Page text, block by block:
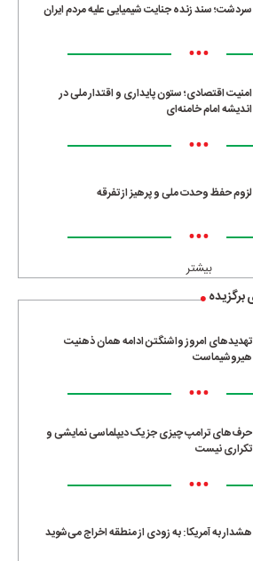
سردشت؛ سند زنده جنایت شیمیایی علیه مردم ایران
•••
امنیت اقتصادی؛ ستون پایداری و اقتدار ملی در
اندیشه امام خامنه‌ای
•••
لزوم حفظ وحدت ملی و پرهیز از تفرقه
•••
بیشتر
تهدیدهای امروز واشنگتن ادامه همان ذهنیت
هیروشیماست
•••
حرف‌های ترامپ چیزی جز یک دیپلماسی نمایشی و
تکراری نیست
•••
هشدار به آمریکا: به زودی از منطقه اخراج می‌شوید